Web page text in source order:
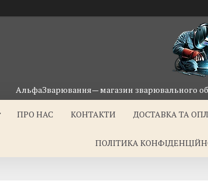
АльфаЗварювання— магазин зварювального
ПРО НАС КОНТАКТИ ДОСТАВКА ТА
ПОЛІТИКА